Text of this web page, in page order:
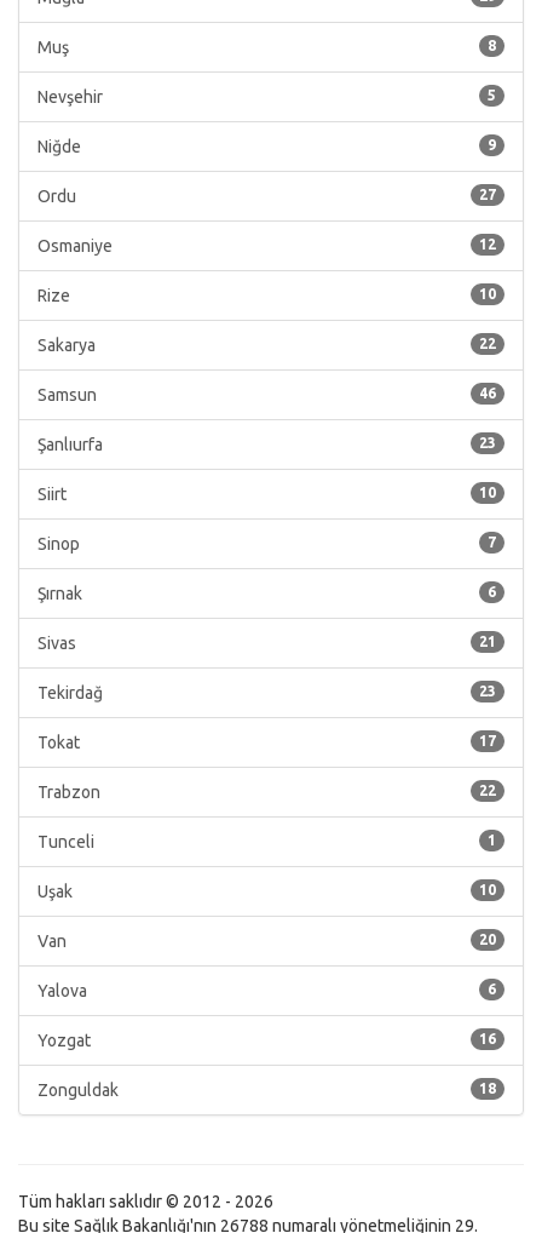
8
Muş
5
Nevşehir
9
Niğde
27
Ordu
12
Osmaniye
10
Rize
22
Sakarya
46
Samsun
23
Şanlıurfa
10
Siirt
7
Sinop
6
Şırnak
21
Sivas
23
Tekirdağ
17
Tokat
22
Trabzon
1
Tunceli
10
Uşak
20
Van
6
Yalova
16
Yozgat
18
Zonguldak
Tüm hakları saklıdır © 2012 - 2026
Bu site Sağlık Bakanlığı'nın 26788 numaralı yönetmeliğinin 29.